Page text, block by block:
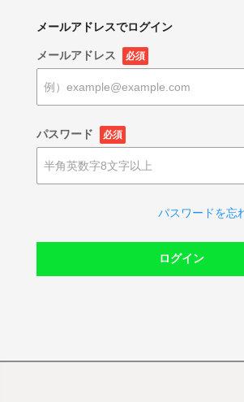
メールアドレスでログイン
メールアドレス 必須
パスワード 必須
パスワードを忘
ログイン